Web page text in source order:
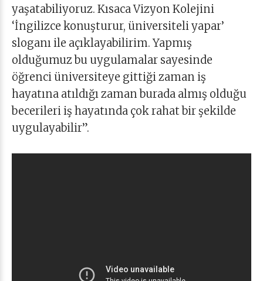
yaşatabiliyoruz. Kısaca Vizyon Kolejini
‘İngilizce konuşturur, üniversiteli yapar’
sloganı ile açıklayabilirim. Yapmış
olduğumuz bu uygulamalar sayesinde
öğrenci üniversiteye gittiği zaman iş
hayatına atıldığı zaman burada almış olduğu
becerileri iş hayatında çok rahat bir şekilde
uygulayabilir”.